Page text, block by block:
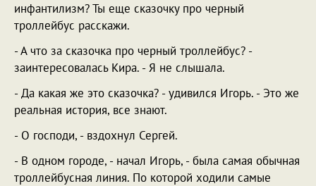
инфантилизм? Ты еще сказочку про черный
троллейбус расскажи.
- А что за сказочка про черный троллейбус? -
заинтересовалась Кира. - Я не слышала.
- Да какая же это сказочка? - удивился Игорь. - Это же
реальная история, все знают.
- О господи, - вздохнул Сергей.
- В одном городе, - начал Игорь, - была самая обычная
троллейбусная линия. По которой ходили самые